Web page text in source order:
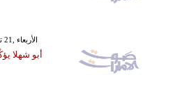
GMT 19:12 2018 الأربعاء ,21 تشرين الثاني / نوفمبر
أبو شهلا